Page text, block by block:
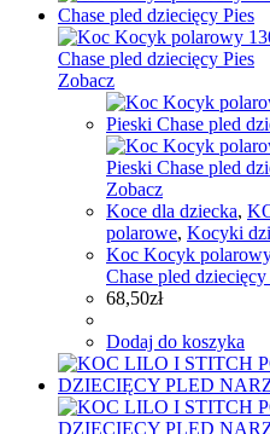
Zobacz
Zobacz
Koce dla dziecka,
polarowe, Kocyki
Koc Kocyk
Chase pled dziecięcy
68,50zł
Dodaj do koszyka